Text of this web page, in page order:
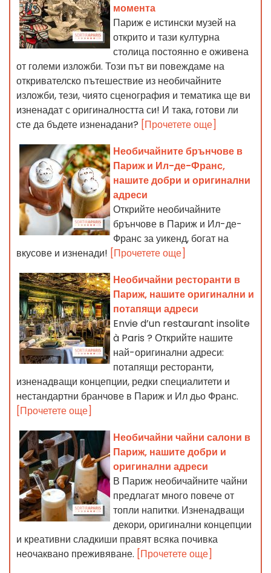
момента
Париж е истински музей на
открито и тази културна
столица постоянно е оживена
от големи изложби. Този път ви повеждаме на
откривателско пътешествие из необичайните
изложби, тези, чиято сценография и тематика ще ви
изненадат с оригиналността си! И така, готови ли
сте да бъдете изненадани? [Прочетете още]
Необичайните брънчове в
Париж и Ил-де-Франс,
нашите добри и оригинални
адреси
Открийте необичайните
брънчове в Париж и Ил-де-
Франс за уикенд, богат на
вкусове и изненади! [Прочетете още]
Необичайни ресторанти в
Париж, нашите оригинални и
потапящи адреси
Envie d’un restaurant insolite
à Paris ? Открийте нашите
най-оригинални адреси:
потапящи ресторанти,
изненадващи концепции, редки специалитети и
нестандартни бранчове в Париж и Ил дьо Франс.
[Прочетете още]
Необичайни чайни салони в
Париж, нашите добри и
оригинални адреси
В Париж необичайните чайни
предлагат много повече от
топли напитки. Изненадващи
декори, оригинални концепции
и креативни сладкиши правят всяка почивка
неочаквано преживяване. [Прочетете още]